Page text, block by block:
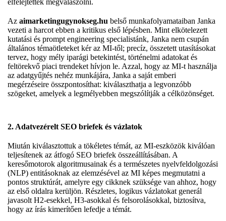
elfelejtettek megválaszolni.
Az aimarketingugynokseg.hu belső munkafolyamataiban Janka
vezeti a harcot ebben a kritikus első lépésben. Mint elkötelezett
kutatási és prompt engineering specialistánk, Janka nem csupán
általános témaötleteket kér az MI-től; precíz, összetett utasításokat
tervez, hogy mély iparági betekintést, történelmi adatokat és
feltörekvő piaci trendeket hívjon le. Azzal, hogy az MI-t használja
az adatgyűjtés nehéz munkájára, Janka a saját emberi
megérzéseire összpontosíthat: kiválaszthatja a legvonzóbb
szögeket, amelyek a legmélyebben megszólítják a célközönséget.
2. Adatvezérelt SEO briefek és vázlatok
Miután kiválasztottuk a tökéletes témát, az MI-eszközök kiválóan
teljesítenek az átfogó SEO briefek összeállításában. A
keresőmotorok algoritmusainak és a természetes nyelvfeldolgozási
(NLP) entitásoknak az elemzésével az MI képes megmutatni a
pontos struktúrát, amelyre egy cikknek szüksége van ahhoz, hogy
az első oldalra kerüljön. Részletes, logikus vázlatokat generál
javasolt H2-esekkel, H3-asokkal és felsorolásokkal, biztosítva,
hogy az írás kimerítően lefedje a témát.